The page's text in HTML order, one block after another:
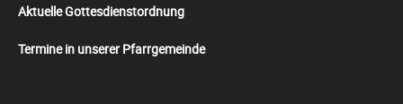
Aktuelle Gottesdienstordnung
Termine in unserer Pfarrgemeinde